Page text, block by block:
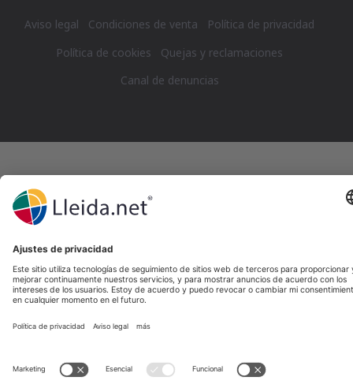
Aviso legal Condiciones de venta
Política de privacidad
Política de cookies
Quejas y reclamaciones
Canal de denuncias